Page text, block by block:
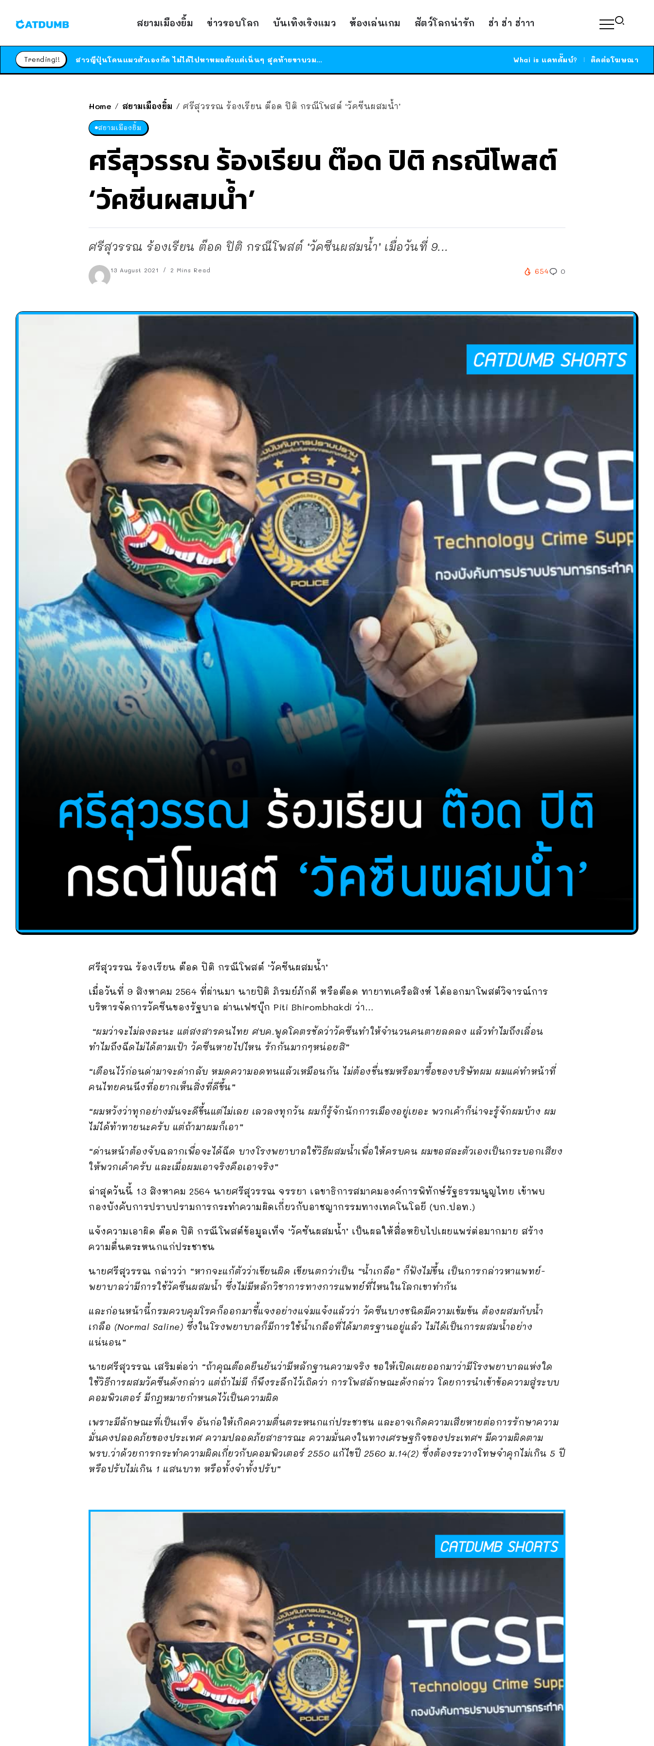
สยามเมืองยิ้ม ข่าวรอบโลก บันเทิงเริงแมว ห้องเล่นเกม สัตว์โลกน่ารัก ฮ่า ฮ่า ฮ่าาา
Trending!!
ร้านอาหารในนิวยอร์กประกาศปิดตัวลง หลังอยู่มานานกว่า 45 ปี ติดป้ายขอบคุณลูกค้าทุกคน แถมสูตรทำไวท์ซอสให้แบบจัดเต็ม
ได้เวลาเด็กหนวดรวมตัว RF Online Next เปิดให้เล่นแล้ว เกม Sci-Fi MMORPG ระดับตำนาน เล่นได้ทั้งมือถือและ PC
สาวญี่ปุ่นโดนแมวตัวเองกัด ไม่ได้ไปหาหมอตั้งแต่เนิ่นๆ สุดท้ายขาบวม กลายเป็นโรคเนื้อเน่า เตือนทาสแมวทั้งหลายให้ระวัง
Whai is แคทดั๊มบ์? ติดต่อโฆษณา
Home / สยามเมืองยิ้ม / ศรีสุวรรณ ร้องเรียน ต๊อด ปิติ กรณีโพสต์ ‘วัคซีนผสมน้ำ’
สยามเมืองยิ้ม
ศรีสุวรรณ ร้องเรียน ต๊อด ปิติ กรณีโพสต์
‘วัคซีนผสมน้ำ’
ศรีสุวรรณ ร้องเรียน ต๊อด ปิติ กรณีโพสต์ ‘วัคซีนผสมน้ำ’ เมื่อวันที่ 9...
13 August 2021 2 Mins Read 654 0
ศรีสุวรรณ ร้องเรียน ต๊อด ปิติ กรณีโพสต์ ‘วัคซีนผสมน้ำ’
เมื่อวันที่ 9 สิงหาคม 2564 ที่ผ่านมา นายปิติ ภิรมย์ภักดี หรือต๊อด ทายาทเครือสิงห์ ได้ออกมาโพสต์วิจารณ์การ
บริหารจัดการวัคซีนของรัฐบาล ผ่านเฟซบุ๊ก Piti Bhirombhakdi ว่า…
“ผมว่าจะไม่ลงละนะ แต่สงสารคนไทย ศบค.พูดโคตรชัดว่าวัคซีนทำให้จำนวนคนตายลดลง แล้วทำไมถึงเลื่อน
ทำไมถึงฉีดไม่ได้ตามเป้า วัคซีนหายไปไหน รักกันมากๆหน่อยสิ”
“เตือนไว้ก่อนด่ามาจะด่ากลับ หมดความอดทนแล้วเหมือนกัน ไม่ต้องชื่นชมหรือมาซื้อของบริษัทผม ผมแค่ทำหน้าที่
คนไทยคนนึงที่อยากเห็นสิ่งที่ดีขึ้น”
“ผมหวังว่าทุกอย่างมันจะดีขึ้นแต่ไม่เลย เลวลงทุกวัน ผมก็รู้จักนักการเมืองอยู่เยอะ พวกเค้าก็น่าจะรู้จักผมบ้าง ผม
ไม่ได้ท้าทายนะครับ แต่ถ้ามาผมก็เอา”
“ด่านหน้าต้องจับฉลากเพื่อจะได้ฉีด บางโรงพยาบาลใช้วิธีผสมน้ำเพื่อให้ครบคน ผมขอสละตัวเองเป็นกระบอกเสียง
ให้พวกเค้าครับ และเมื่อผมเอาจริงคือเอาจริง”
ล่าสุดวันนี้ 13 สิงหาคม 2564 นายศรีสุวรรณ จรรยา เลขาธิการสมาคมองค์การพิทักษ์รัฐธรรมนูญไทย เข้าพบ
กองบังคับการปราบปรามการกระทำความผิดเกี่ยวกับอาชญากรรมทางเทคโนโลยี (บก.ปอท.)
แจ้งความเอาผิด ต๊อด ปิติ กรณีโพสต์ข้อมูลเท็จ ‘วัคซันผสมน้ำ’ เป็นผลให้สื่อหยิบไปเผยแพร่ต่อมากมาย สร้าง
ความตื่นตระหนกแก่ประชาชน
นายศรีสุวรรณ กล่าวว่า “หากจะแก้ตัวว่าเขียนผิด เขียนตกว่าเป็น “น้ำเกลือ” ก็ฟังไม่ขึ้น เป็นการกล่าวหาแพทย์-
พยาบาลว่ามีการใช้วัคซีนผสมน้ำ ซึ่งไม่มีหลักวิชาการทางการแพทย์ที่ไหนในโลกเขาทำกัน
และก่อนหน้านี้กรมควบคุมโรคก็ออกมาชี้แจงอย่างแจ่มแจ้งแล้วว่า วัคซีนบางชนิดมีความเข้มข้น ต้องผสมกับน้ำ
เกลือ (Normal Saline) ซึ่งในโรงพยาบาลก็มีการใช้น้ำเกลือที่ได้มาตรฐานอยู่แล้ว ไม่ได้เป็นการผสมน้ำอย่าง
แน่นอน”
นายศรีสุวรรณ เสริมต่อว่า “ถ้าคุณต๊อดยืนยันว่ามีหลักฐานความจริง ขอให้เปิดเผยออกมาว่ามีโรงพยาบาลแห่งใด
ใช้วิธีการผสมวัคซีนดังกล่าว แต่ถ้าไม่มี ก็พึงระลึกไว้เถิดว่า การโพสลักษณะดังกล่าว โดยการนำเข้าข้อความสู่ระบบ
คอมพิวเตอร์ มีกฎหมายกำหนดไว้เป็นความผิด
เพราะมีลักษณะที่เป็นเท็จ อันก่อให้เกิดความตื่นตระหนกแก่ประชาชน และอาจเกิดความเสียหายต่อการรักษาความ
มั่นคงปลอดภัยของประเทศ ความปลอดภัยสาธารณะ ความมั่นคงในทางเศรษฐกิจของประเทศฯ มีความผิดตาม
พรบ.ว่าด้วยการกระทำความผิดเกี่ยวกับคอมพิวเตอร์ 2550 แก้ไขปี 2560 ม.14(2) ซึ่งต้องระวางโทษจำคุกไม่เกิน 5 ปี
หรือปรับไม่เกิน 1 แสนบาท หรือทั้งจำทั้งปรับ”